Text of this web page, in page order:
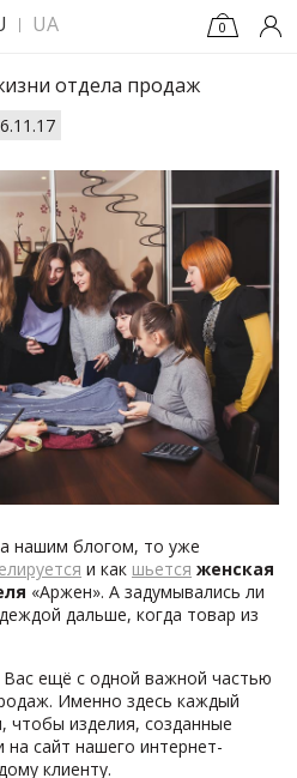
UA 0
отдела продаж
нашим блогом, то уже
и как шьется женская
«Аржен». А задумывались ли
дальше, когда товар из
ещё с одной важной частью
Именно здесь каждый
чтобы изделия, созданные
сайт нашего интернет-
клиенту.